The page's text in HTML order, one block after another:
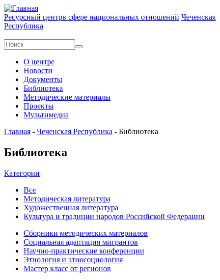
Перейти к основному содержанию
Ресурсный центрв сфере национальных отношений Чеченская
Республика
О центре
Новости
Документы
Библиотека
Методические материалы
Проекты
Мультимедиа
Главная - Чеченская Республика - Библиотека
Библиотека
Категории
Все
Методическая литература
Художественная литература
Культура и традиции народов Российской Федерации
Сборники методических материалов
Социальная адаптация мигрантов
Научно-практические конференции
Этнология и этносоциология
Мастер класс от регионов